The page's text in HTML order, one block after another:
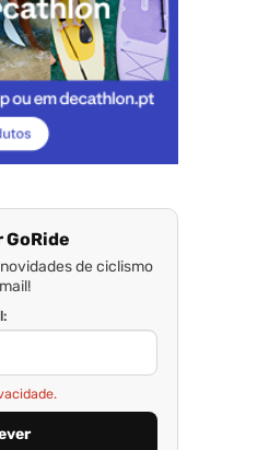
de ciclismo